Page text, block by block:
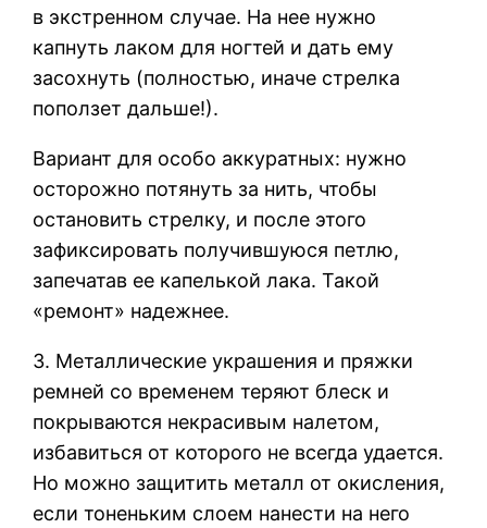
в экстренном случае. На нее нужно
капнуть лаком для ногтей и дать ему
засохнуть (полностью, иначе стрелка
поползет дальше!).
Вариант для особо аккуратных: нужно
осторожно потянуть за нить, чтобы
остановить стрелку, и после этого
зафиксировать получившуюся петлю,
запечатав ее капелькой лака. Такой
«ремонт» надежнее.
3. Металлические украшения и пряжки
ремней со временем теряют блеск и
покрываются некрасивым налетом,
избавиться от которого не всегда удается.
Но можно защитить металл от окисления,
если тоненьким слоем нанести на него